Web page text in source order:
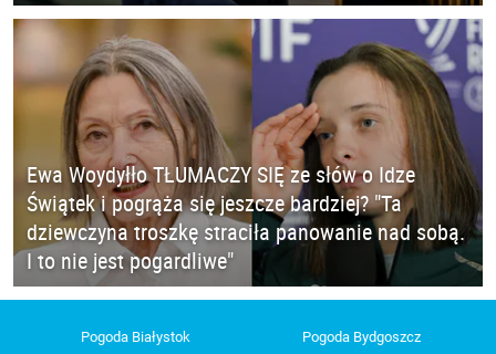
Ewa Woydyłło TŁUMACZY SIĘ ze słów o Idze
Świątek i pogrąża się jeszcze bardziej? "Ta
dziewczyna troszkę straciła panowanie nad sobą.
I to nie jest pogardliwe"
Pogoda Białystok Pogoda Bydgoszcz